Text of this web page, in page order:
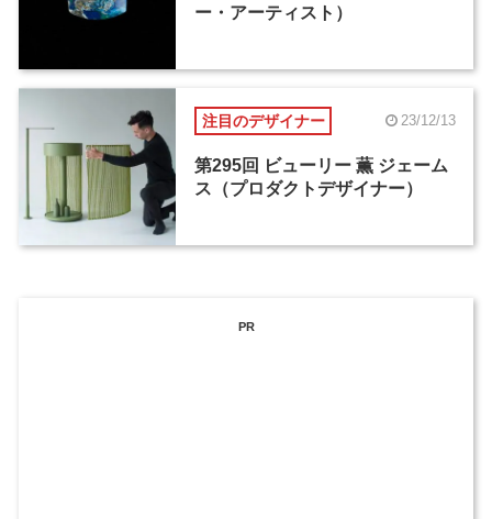
ー・アーティスト）
注目のデザイナー 23/12/13
第295回 ビューリー 薫 ジェーム
ス（プロダクトデザイナー）
PR